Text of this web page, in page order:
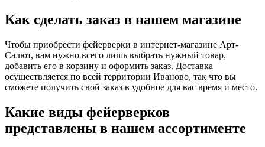
Как сделать заказ в нашем магазине
Чтобы приобрести фейерверки в интернет-магазине Арт-
Салют, вам нужно всего лишь выбрать нужный товар,
добавить его в корзину и оформить заказ. Доставка
осуществляется по всей территории Иваново, так что вы
сможете получить свой заказ в удобное для вас время и место.
Какие виды фейерверков
представлены в нашем ассортименте